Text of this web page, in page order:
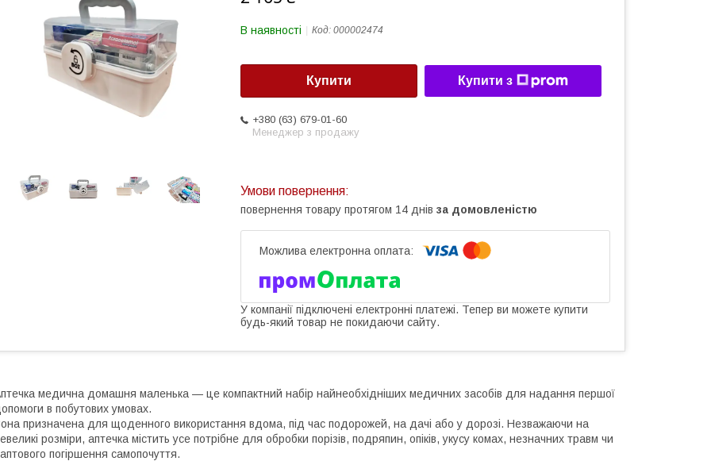
В наявності Код: 000002474
Купити Купити з
+380 (63) 679-01-60
Менеджер з продажу
повернення товару протягом 14 днів за домовленістю
У компанії підключені електронні платежі. Тепер ви можете купити
будь-який товар не покидаючи сайту.
медична домашня маленька — це компактний набір найнеобхідніших медичних засобів для надання першої
в побутових умовах.
призначена для щоденного використання вдома, під час подорожей, на дачі або у дорозі. Незважаючи на
розміри, аптечка містить усе потрібне для обробки порізів, подряпин, опіків, укусу комах, незначних травм чи
погіршення самопочуття.